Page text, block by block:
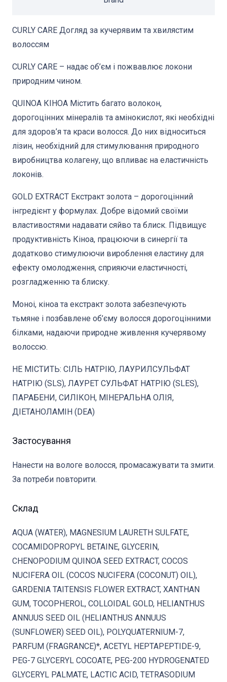
CURLY CARE Догляд за кучерявим та хвилястим
волоссям
CURLY CARE – надає об’єм і пожвавлює локони
природним чином.
QUINOA КІНОА Містить багато волокон,
дорогоцінних мінералів та амінокислот, які необхідні
для здоров’я та краси волосся. До них відноситься
лізин, необхідний для стимулювання природного
виробництва колагену, що впливає на еластичність
локонів.
GOLD EXTRACT Екстракт золота – дорогоцінний
інгредієнт у формулах. Добре відомий своїми
властивостями надавати сяйво та блиск. Підвищує
продуктивність Кіноа, працюючи в синергії та
додатково стимулюючи вироблення еластину для
ефекту омолодження, сприяючи еластичності,
розгладженню та блиску.
Моноі, кіноа та екстракт золота забезпечують
тьмяне і позбавлене об’єму волосся дорогоцінними
білками, надаючи природне живлення кучерявому
волоссю.
НЕ МІСТИТЬ: СІЛЬ НАТРІЮ, ЛАУРИЛСУЛЬФАТ
НАТРІЮ (SLS), ЛАУРЕТ СУЛЬФАТ НАТРІЮ (SLES),
ПАРАБЕНИ, СИЛІКОН, МІНЕРАЛЬНА ОЛІЯ,
ДІЕТАНОЛАМІН (DEA)
Застосування
Нанести на вологе волосся, промасажувати та змити.
За потреби повторити.
Склад
AQUA (WATER), MAGNESIUM LAURETH SULFATE,
COCAMIDOPROPYL BETAINE, GLYCERIN,
CHENOPODIUM QUINOA SEED EXTRACT, COCOS
NUCIFERA OIL (COCOS NUCIFERA (COCONUT) OIL),
GARDENIA TAITENSIS FLOWER EXTRACT, XANTHAN
GUM, TOCOPHEROL, COLLOIDAL GOLD, HELIANTHUS
ANNUUS SEED OIL (HELIANTHUS ANNUUS
(SUNFLOWER) SEED OIL), POLYQUATERNIUM-7,
PARFUM (FRAGRANCE)*, ACETYL HEPTAPEPTIDE-9,
PEG-7 GLYCERYL COCOATE, PEG-200 HYDROGENATED
GLYCERYL PALMATE, LACTIC ACID, TETRASODIUM